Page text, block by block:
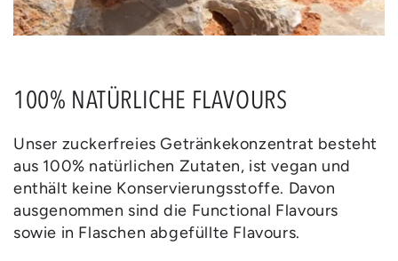
100% NATÜRLICHE FLAVOURS
Unser zuckerfreies Getränkekonzentrat besteht
aus 100% natürlichen Zutaten, ist vegan und
enthält keine Konservierungsstoffe. Davon
ausgenommen sind die Functional Flavours
sowie in Flaschen abgefüllte Flavours.